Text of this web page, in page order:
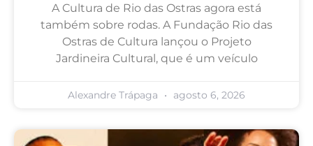
A Cultura de Rio das Ostras agora está
também sobre rodas. A Fundação Rio das
Ostras de Cultura lançou o Projeto
Jardineira Cultural, que é um veículo
Alexandre Trápaga agosto 6, 2026